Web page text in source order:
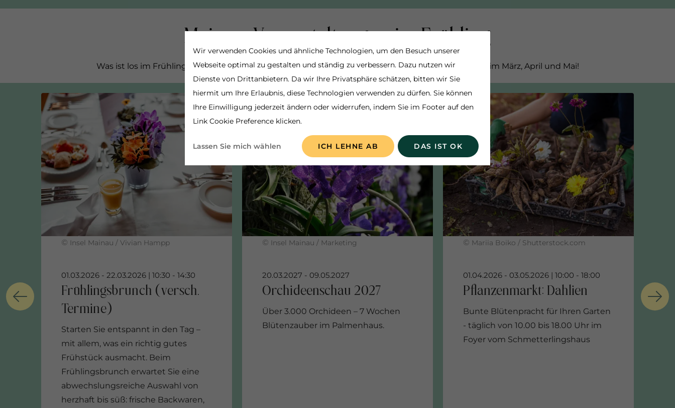
Wir verwenden Cookies und ähnliche Technologien, um den Besuch unserer
Webseite optimal zu gestalten und ständig zu verbessern. Dazu nutzen wir
Dienste von Drittanbietern. Da wir Ihre Privatsphäre schätzen, bitten wir Sie
hiermit um Ihre Erlaubnis, diese Technologien verwenden zu dürfen. Sie können
Ihre Einwilligung jederzeit ändern oder widerrufen, indem Sie im Footer auf den
Link Cookie Preference klicken.
Lassen Sie mich wählen ICH LEHNE AB DAS IST OK
Mainau-Veranstaltungen im Frühling
Was ist los im Frühling auf der Insel Mainau? Entdecken Sie hier unsere Veranstaltungshighlights im März, April und Mai!
© Insel Mainau / Vivian Hampp
Starten Sie entspannt in den Tag –
mit allem, was ein richtig gutes
Frühstück ausmacht. Beim
Frühlingsbrunch erwartet Sie eine
abwechslungsreiche Auswahl von
herzhaft bis süß: frische Backwaren,
© Insel Mainau / Marketing
Über 3.000 Orchideen – 7 Wochen
Blütenzauber im Palmenhaus.
© Mariia Boiko / Shutterstock.com
Bunte Blütenpracht für Ihren Garten
- täglich von 10.00 bis 18.00 Uhr im
Foyer vom Schmetterlingshaus